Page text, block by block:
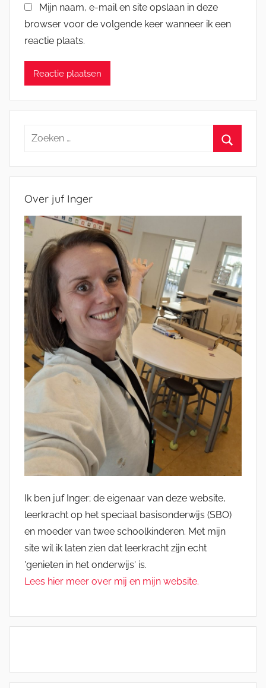
Mijn naam, e-mail en site opslaan in deze
browser voor de volgende keer wanneer ik een
reactie plaats.
Zoeken
Over juf Inger
Ik ben juf Inger; de eigenaar van deze website,
leerkracht op het speciaal basisonderwijs (SBO)
en moeder van twee schoolkinderen. Met mijn
site wil ik laten zien dat leerkracht zijn echt
'genieten in het onderwijs' is.
Lees hier meer over mij en mijn website.